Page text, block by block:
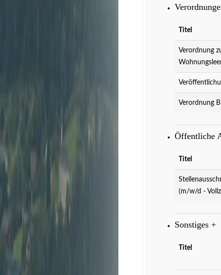
Titel
Verordnung
Verordnung
Öffentliche
Titel
(m/w/d -
Sonstiges +
Titel